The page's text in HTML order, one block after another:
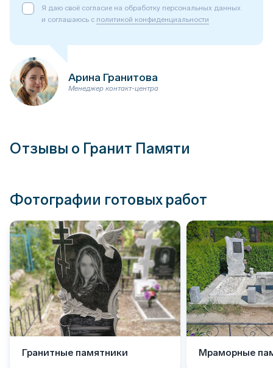
Я даю своё согласие на обработку персональных данных
и соглашаюсь с политикой конфиденциальности
Арина Гранитова
Менеджер контакт-центра
Отзывы о Гранит Памяти
Фотографии готовых работ
Гранитные памятники Мраморные